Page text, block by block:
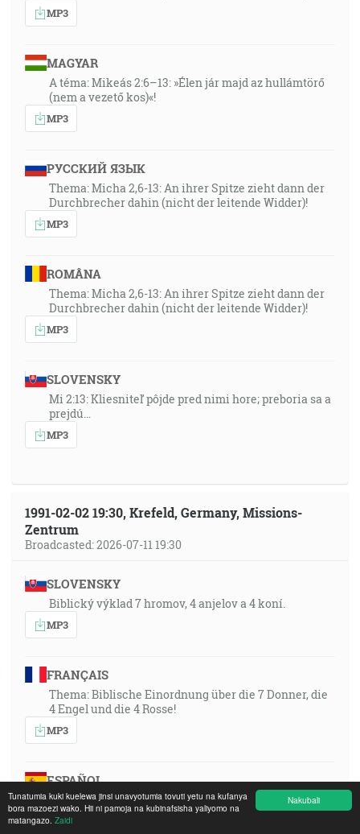
Nakubali
Tunatumia kuki kuelewa jinsi unavyotumia tovuti yetu na kufanya
bora mazoezi wako. Hii ni pamoja na kubinafsisha yaliyomo na
matangazo. Zaidi
MP3
MAGYAR
A téma: Mikeás 2:6–13: »Élen jár majd az hullámtörő
(nem a vezető kos)«!
MP3
РУССКИЙ ЯЗЫК
Thema: Micha 2,6-13: An ihrer Spitze zieht dann der
Durchbrecher dahin (nicht der leitende Widder)!
MP3
ROMÂNA
Thema: Micha 2,6-13: An ihrer Spitze zieht dann der
Durchbrecher dahin (nicht der leitende Widder)!
MP3
SLOVENSKY
Mi 2:13: Kliesniteľ pôjde pred nimi hore; preboria sa a
prejdú…
MP3
1991-02-02 19:30, Krefeld, Germany, Missions-
Zentrum
Broadcasted: 2026-07-11 19:30
SLOVENSKY
Biblický výklad 7 hromov, 4 anjelov a 4 koní.
MP3
FRANÇAIS
Thema: Biblische Einordnung über die 7 Donner, die
4 Engel und die 4 Rosse!
MP3
ESPAÑOL
Tema: «¡Clasificación bíblica de los 7 truenos, los 4
ángeles y los 4 caballos!»